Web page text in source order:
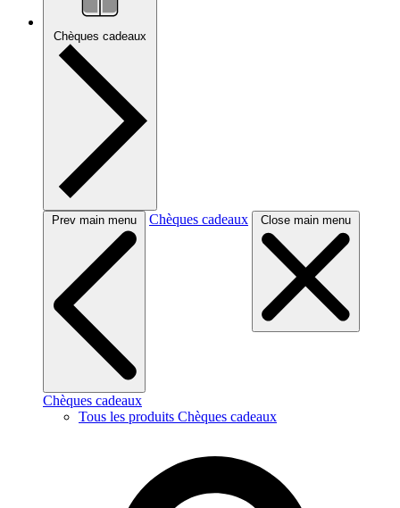
Chèques cadeaux
Prev main menu Chèques cadeaux Close main menu
Chèques cadeaux
Tous les produits Chèques cadeaux